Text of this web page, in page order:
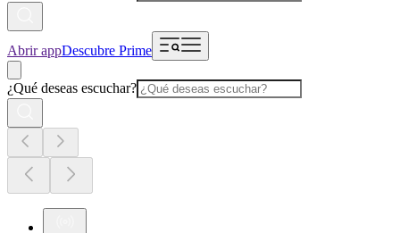
Abrir appDescubre Prime
¿Qué deseas escuchar?